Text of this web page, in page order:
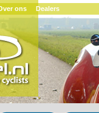
ons Dealers